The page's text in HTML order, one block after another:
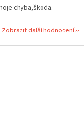
chyba,škoda.
Zobrazit další hodnocení